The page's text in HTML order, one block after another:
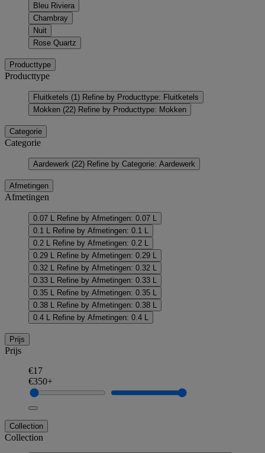
Bleu Riviera
Chambray
Nuit
Rose Quartz
Producttype
Producttype
Fluitketels (1) Refine by Producttype: Fluitketels
Mokken (22) Refine by Producttype: Mokken
Categorie
Categorie
Aardewerk (22) Refine by Categorie: Aardewerk
Afmetingen
Afmetingen
0.07 L
Refine by Afmetingen: 0.07 L
0.1 L
Refine by Afmetingen: 0.1 L
0.2 L
Refine by Afmetingen: 0.2 L
0.29 L
Refine by Afmetingen: 0.29 L
0.32 L
Refine by Afmetingen: 0.32 L
0.33 L
Refine by Afmetingen: 0.33 L
0.35 L
Refine by Afmetingen: 0.35 L
0.38 L
Refine by Afmetingen: 0.38 L
0.4 L
Refine by Afmetingen: 0.4 L
Prijs
Prijs
€17
€350+
Collection
Collection